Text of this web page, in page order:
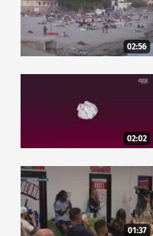
02:56
02:02
01:37